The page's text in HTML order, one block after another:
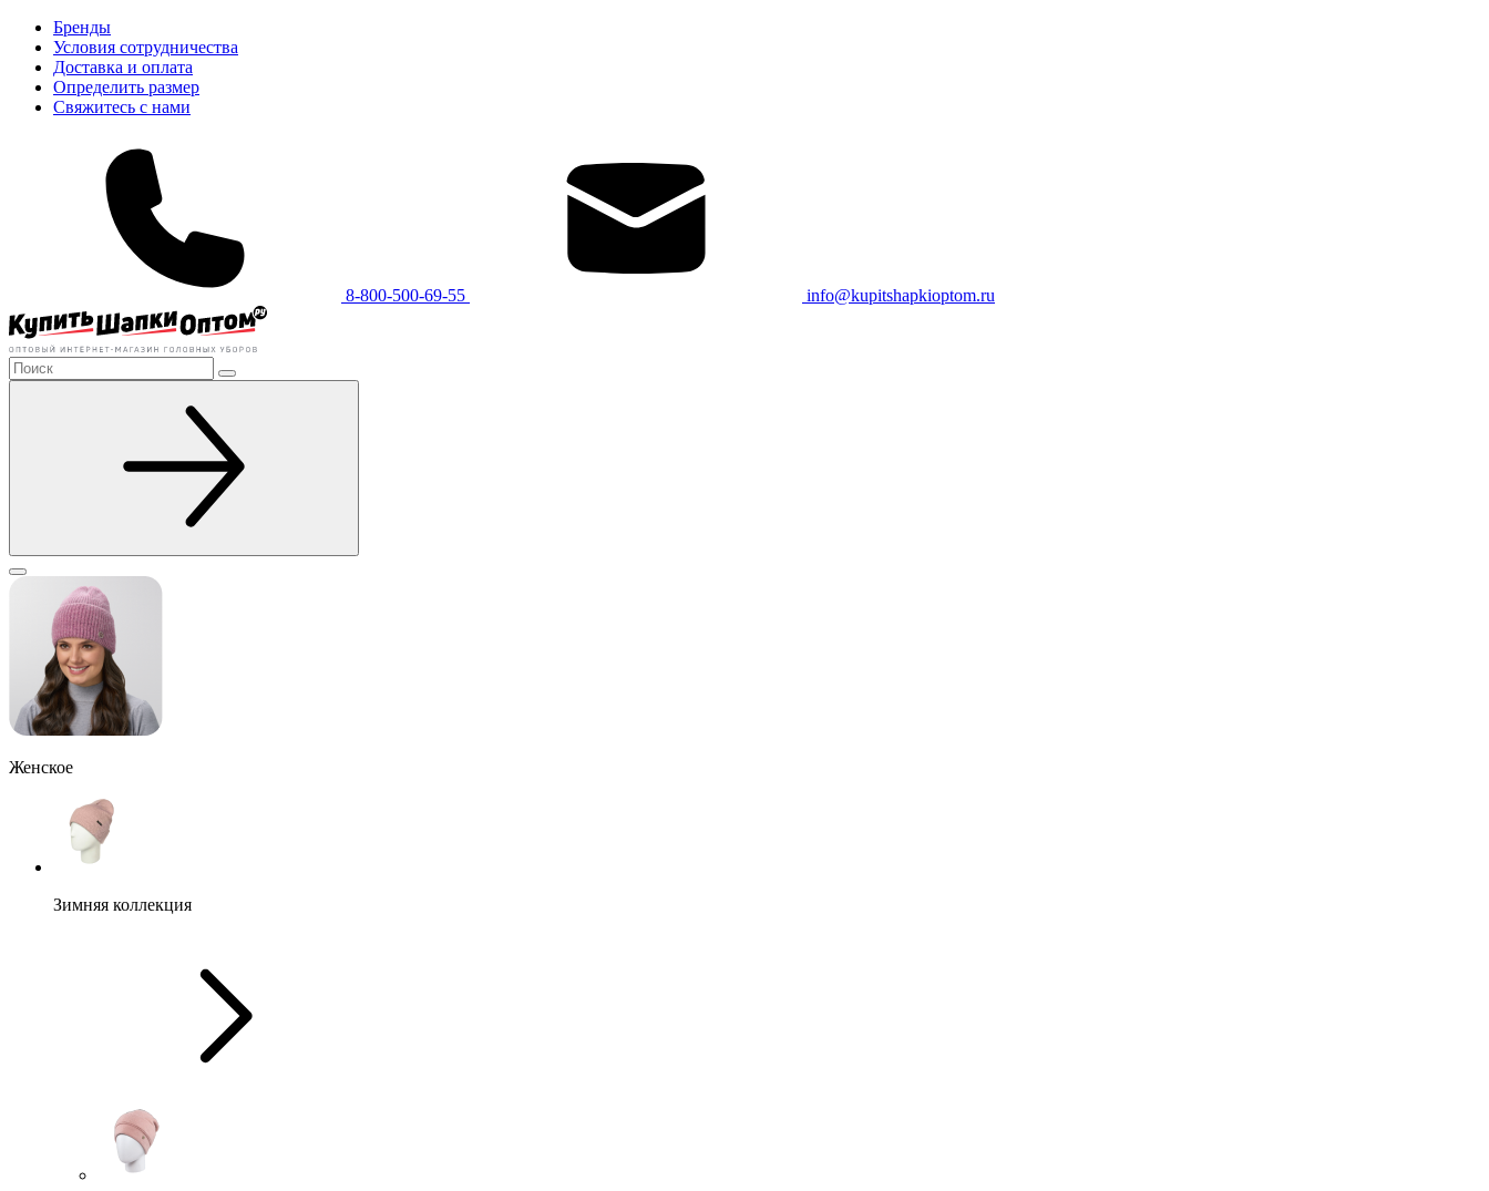
Бренды
Условия сотрудничества
Доставка и оплата
Определить размер
Свяжитесь с нами
8-800-500-69-55 info@kupitshapkioptom.ru
Женское
Зимняя коллекция